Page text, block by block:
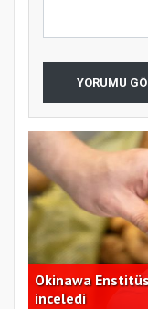
YORUMU
Okinawa
inceledi